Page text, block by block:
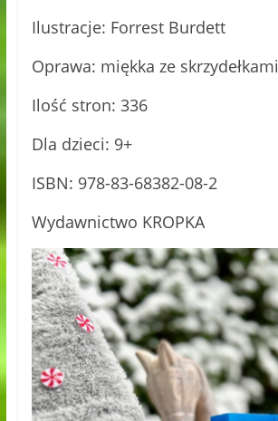
Ilustracje: Forrest Burdett
Oprawa: miękka ze skrzydełkami
Ilość stron: 336
Dla dzieci: 9+
ISBN: 978-83-68382-08-2
Wydawnictwo KROPKA